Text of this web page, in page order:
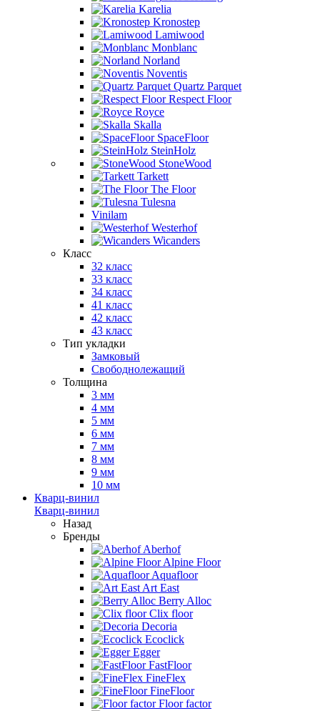
Karelia
Kronostep
Lamiwood
Monblanc
Norland
Noventis
Quartz Parquet
Respect Floor
Royce
Skalla
SpaceFloor
SteinHolz
StoneWood
Tarkett
The Floor
Tulesna
Vinilam
Westerhof
Wicanders
Класс
32 класс
33 класс
34 класс
41 класс
42 класс
43 класс
Тип укладки
Замковый
Свободнолежащий
Толщина
3 мм
4 мм
5 мм
6 мм
7 мм
8 мм
9 мм
10 мм
Кварц-винил
Кварц-винил
Назад
Бренды
Aberhof
Alpine Floor
Aquafloor
Art East
Berry Alloc
Clix floor
Decoria
Ecoclick
Egger
FastFloor
FineFlex
FineFloor
Floor factor